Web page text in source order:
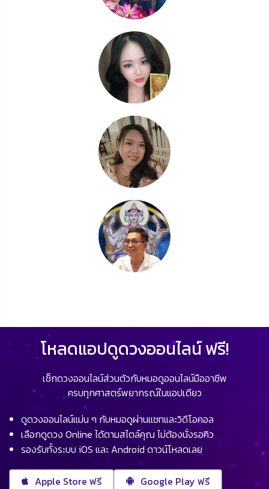
โหลดแอปดูดวงออนไลน์ ฟรี!
เช็กดวงออนไลน์ส่วนตัวกับหมอดูออนไลน์มืออาชีพ
ครบทุกศาสตร์พยากรณ์ในแอปเดียว
ดูดวงออนไลน์แม่น ๆ กับหมอดูผ่านแชทและวิดีโอคอล
เลือกดูดวง Online ได้ตามสไตล์คุณ ไม่ต้องนั่งรอคิว
รองรับทั้งระบบ iOS และ Android ดาวน์โหลดเลย
Apple Store ฟรี Google Play ฟรี